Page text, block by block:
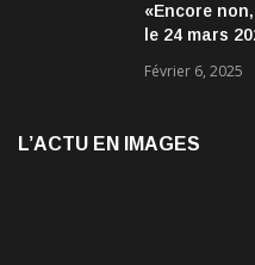
«Encore
le 24 mars
Février 6, 2025
L’ACTU EN IMAGES